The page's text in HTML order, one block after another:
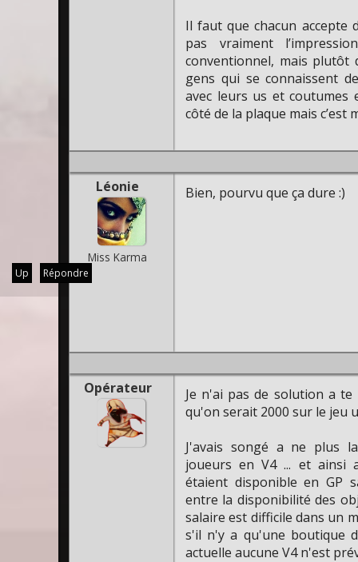
Il faut que chacun accepte
pas vraiment
conventionnel, mais plutôt
gens qui se connaissent
avec leurs us et coutumes
côté de la plaque mais c’est
Léonie
Miss Karma
Bien, pourvu que ça dure :)
Opérateur
Je n'ai pas de solution a
qu'on serait 2000 sur le jeu
J'avais songé a ne plus
joueurs en V4 ... et ainsi
étaient disponible en GP
entre la disponibilité des
salaire est difficile dans un
s'il n'y a qu'une boutique
actuelle aucune V4 n'est
Répondre
Up